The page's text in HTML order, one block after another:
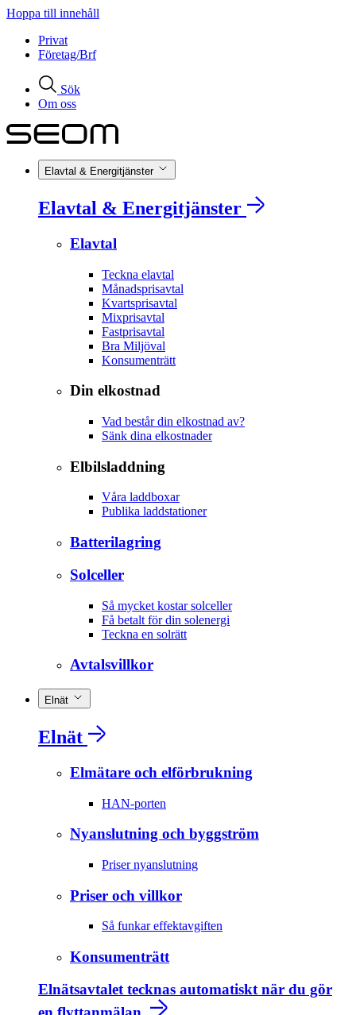
Hoppa till innehåll
Privat
Företag/Brf
Sök
Om oss
Elavtal & Energitjänster
Elavtal & Energitjänster
Elavtal
Teckna elavtal
Månadsprisavtal
Kvartsprisavtal
Mixprisavtal
Fastprisavtal
Bra Miljöval
Konsumenträtt
Din elkostnad
Vad består din elkostnad av?
Sänk dina elkostnader
Elbilsladdning
Våra laddboxar
Publika laddstationer
Batterilagring
Solceller
Så mycket kostar solceller
Få betalt för din solenergi
Teckna en solrätt
Avtalsvillkor
Elnät
Elnät
Elmätare och elförbrukning
HAN-porten
Nyanslutning och byggström
Priser nyanslutning
Priser och villkor
Så funkar effektavgiften
Konsumenträtt
Elnätsavtalet tecknas automatiskt när du gör